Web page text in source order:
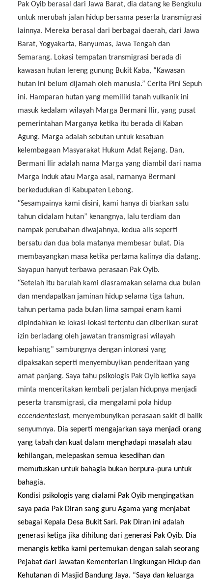
Pak Oyib berasal dari Jawa Barat, dia datang ke Bengkulu
untuk merubah jalan hidup bersama peserta transmigrasi
lainnya. Mereka berasal dari berbagai daerah, dari Jawa
Barat, Yogyakarta, Banyumas, Jawa Tengah dan
Semarang. Lokasi tempatan transmigrasi berada di
kawasan hutan lereng gunung Bukit Kaba, “Kawasan
hutan ini belum dijamah oleh manusia.” Cerita Pini Sepuh
ini. Hamparan hutan yang memiliki tanah vulkanik ini
masuk kedalam wilayah Marga Bermani Ilir, yang pusat
pemerintahan Marganya ketika itu berada di Kaban
Agung. Marga adalah sebutan untuk kesatuan
kelembagaan Masyarakat Hukum Adat Rejang. Dan,
Bermani Ilir adalah nama Marga yang diambil dari nama
Marga Induk atau Marga asal, namanya Bermani
berkedudukan di Kabupaten Lebong.
“Sesampainya kami disini, kami hanya di biarkan satu
tahun didalam hutan” kenangnya, lalu terdiam dan
nampak perubahan diwajahnya, kedua alis seperti
bersatu dan dua bola matanya membesar bulat. Dia
membayangkan masa ketika pertama kalinya dia datang.
Sayapun hanyut terbawa perasaan Pak Oyib.
“Setelah itu barulah kami diasramakan selama dua bulan
dan mendapatkan jaminan hidup selama tiga tahun,
tahun pertama pada bulan lima sampai enam kami
dipindahkan ke lokasi-lokasi tertentu dan diberikan surat
izin berladang oleh jawatan transmigrasi wilayah
kepahiang” sambungnya dengan intonasi yang
dipaksakan seperti menyembuyikan penderitaan yang
amat panjang. Saya tahu psikologis Pak Oyib ketika saya
minta menceritakan kembali perjalan hidupnya menjadi
peserta transmigrasi, dia mengalami pola hidup
eccendentesiast, menyembunyikan perasaan sakit di balik
senyumnya. Dia seperti mengajarkan saya menjadi orang
yang tabah dan kuat dalam menghadapi masalah atau
kehilangan, melepaskan semua kesedihan dan
memutuskan untuk bahagia bukan berpura-pura untuk
bahagia.
Kondisi psikologis yang dialami Pak Oyib mengingatkan
saya pada Pak Diran sang guru Agama yang menjabat
sebagai Kepala Desa Bukit Sari. Pak Diran ini adalah
generasi ketiga jika dihitung dari generasi Pak Oyib. Dia
menangis ketika kami pertemukan dengan salah seorang
Pejabat dari Jawatan Kementerian Lingkungan Hidup dan
Kehutanan di Masjid Bandung Jaya. “Saya dan keluarga